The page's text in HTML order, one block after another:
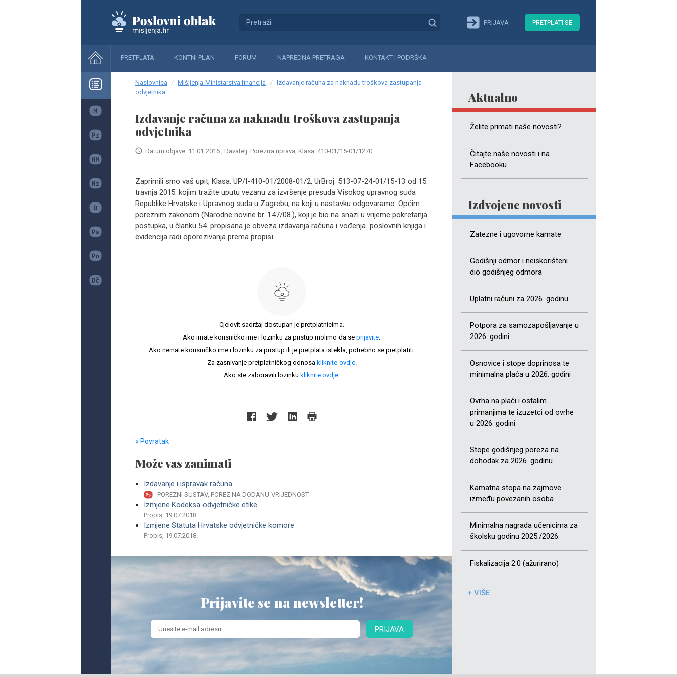
PRIJAVA PRETPLATI SE
PRETPLATA KONTNI PLAN FORUM NAPREDNA PRETRAGA KONTAKT I PODRŠKA
Aktualno
Želite primati naše novosti?
Čitajte naše novosti i na
Facebooku
Izdvojene novosti
Zatezne i ugovorne kamate
Godišnji odmor i neiskorišteni
dio godišnjeg odmora
Uplatni računi za 2026. godinu
Potpora za samozapošljavanje u
2026. godini
Osnovice i stope doprinosa te
minimalna plaća u 2026. godini
Ovrha na plaći i ostalim
primanjima te izuzetci od ovrhe
u 2026. godini
Stope godišnjeg poreza na
dohodak za 2026. godinu
Kamatna stopa na zajmove
između povezanih osoba
Minimalna nagrada učenicima za
školsku godinu 2025./2026.
Fiskalizacija 2.0 (ažurirano)
+ VIŠE
Naslovnica Mišljenja Ministarstva financija
Izdavanje računa za naknadu troškova zastupanja
odvjetnika
Izdavanje računa za naknadu troškova zastupanja
odvjetnika
Datum objave: 11.01.2016., Davatelj: Porezna uprava, Klasa: 410-01/15-01/1270
Zaprimili smo vaš upit, Klasa: UP/I-410-01/2008-01/2, UrBroj: 513-07-24-01/15-13 od 15.
travnja 2015. kojim tražite uputu vezanu za izvršenje presuda Visokog upravnog suda
Republike Hrvatske i Upravnog suda u Zagrebu, na koji u nastavku odgovaramo. Općim
poreznim zakonom (Narodne novine br. 147/08.), koji je bio na snazi u vrijeme pokretanja
postupka, u članku 54. propisana je obveza izdavanja računa i vođenja poslovnih knjiga i
evidencija radi oporezivanja prema propisi..
Cjelovit sadržaj dostupan je pretplatnicima.
Ako imate korisničko ime i lozinku za pristup molimo da se prijavite.
Ako nemate korisničko ime i lozinku za pristup ili je pretplata istekla, potrebno se pretplatiti.
Za zasnivanje pretplatničkog odnosa kliknite ovdje.
Ako ste zaboravili lozinku kliknite ovdje.
« Povratak
Može vas zanimati
Izdavanje i ispravak računa
POREZNI SUSTAV, POREZ NA DODANU VRIJEDNOST
Izmjene Kodeksa odvjetničke etike
Propis, 19.07.2018.
Izmjene Statuta Hrvatske odvjetničke komore
Propis, 19.07.2018.
Prijavite se na newsletter!
PRIJAVA